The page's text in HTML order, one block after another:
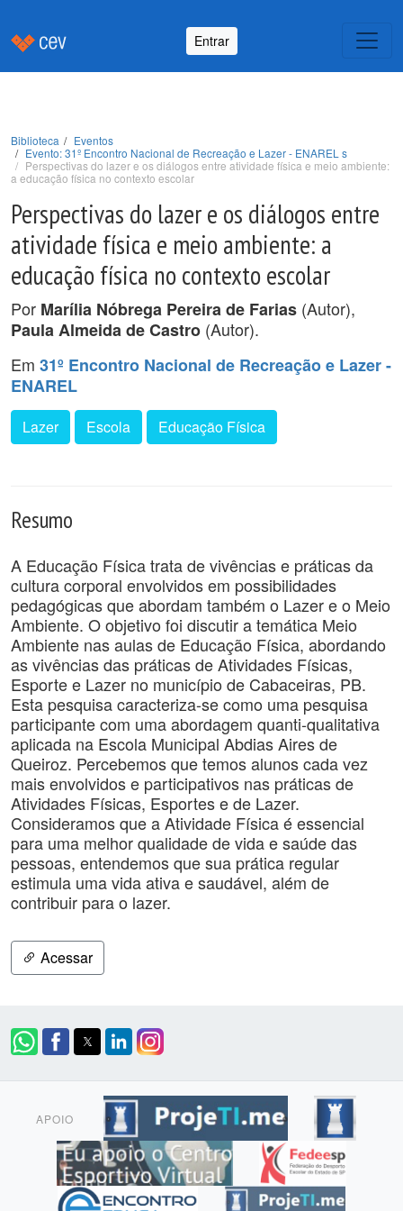
Entrar
Biblioteca
Eventos
Evento: 31º Encontro Nacional de Recreação e Lazer - ENAREL s
Perspectivas do lazer e os diálogos entre atividade física e meio ambiente:
a educação física no contexto escolar
Perspectivas do lazer e os diálogos entre
atividade física e meio ambiente: a
educação física no contexto escolar
Por Marília Nóbrega Pereira de Farias (Autor),
Paula Almeida de Castro (Autor).
Em 31º Encontro Nacional de Recreação e Lazer -
ENAREL
Lazer Escola Educação Física
Resumo
A Educação Física trata de vivências e práticas da
cultura corporal envolvidos em possibilidades
pedagógicas que abordam também o Lazer e o Meio
Ambiente. O objetivo foi discutir a temática Meio
Ambiente nas aulas de Educação Física, abordando
as vivências das práticas de Atividades Físicas,
Esporte e Lazer no município de Cabaceiras, PB.
Esta pesquisa caracteriza-se como uma pesquisa
participante com uma abordagem quanti-qualitativa
aplicada na Escola Municipal Abdias Aires de
Queiroz. Percebemos que temos alunos cada vez
mais envolvidos e participativos nas práticas de
Atividades Físicas, Esportes e de Lazer.
Consideramos que a Atividade Física é essencial
para uma melhor qualidade de vida e saúde das
pessoas, entendemos que sua prática regular
estimula uma vida ativa e saudável, além de
contribuir para o lazer.
Acessar
APOIO